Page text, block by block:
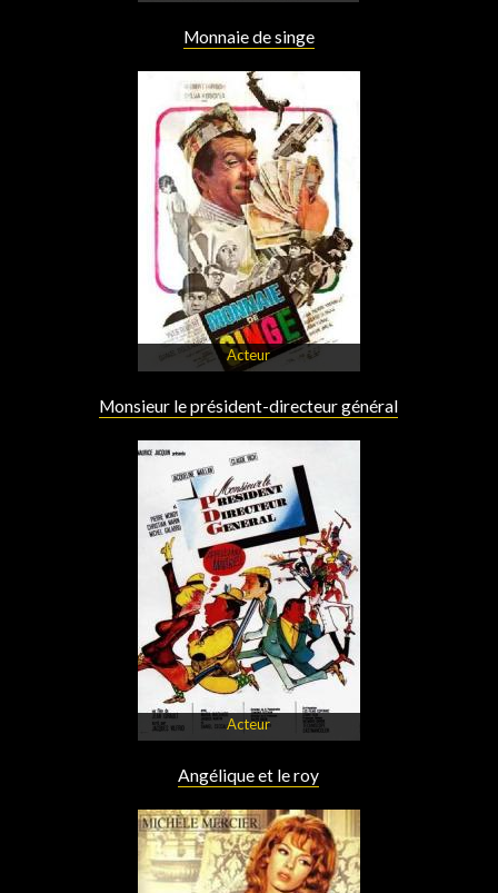
Monnaie de singe
Acteur
Monsieur le président-directeur général
Acteur
Angélique et le roy